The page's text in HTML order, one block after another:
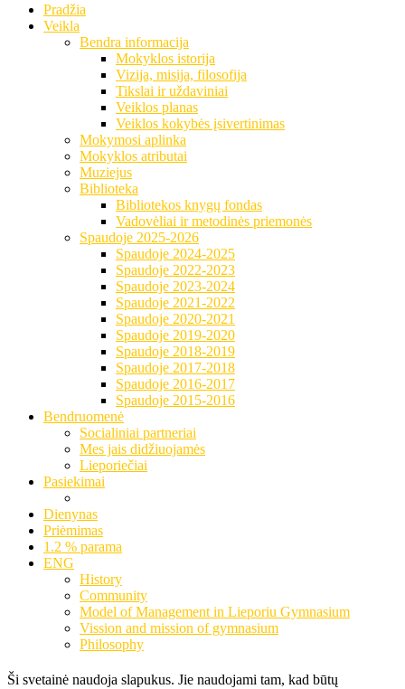
Pradžia
Veikla
Bendra informacija
Mokyklos istorija
Vizija, misija, filosofija
Tikslai ir uždaviniai
Veiklos planas
Veiklos kokybės įsivertinimas
Mokymosi aplinka
Mokyklos atributai
Muziejus
Biblioteka
Bibliotekos knygų fondas
Vadovėliai ir metodinės priemonės
Spaudoje 2025-2026
Spaudoje 2024-2025
Spaudoje 2022-2023
Spaudoje 2023-2024
Spaudoje 2021-2022
Spaudoje 2020-2021
Spaudoje 2019-2020
Spaudoje 2018-2019
Spaudoje 2017-2018
Spaudoje 2016-2017
Spaudoje 2015-2016
Bendruomenė
Socialiniai partneriai
Mes jais didžiuojamės
Lieporiečiai
Pasiekimai
Dienynas
Priėmimas
1.2 % parama
ENG
History
Community
Model of Management in Lieporiu Gymnasium
Vission and mission of gymnasium
Philosophy
Ši svetainė naudoja slapukus. Jie naudojami tam, kad būtų